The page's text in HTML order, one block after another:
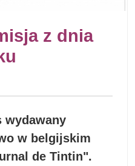
z dnia
wydawany
w belgijskim
de Tintin".